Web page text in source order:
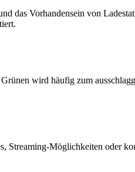
das Vorhandensein von
wird häufig zum
Streaming-Möglichkeiten oder